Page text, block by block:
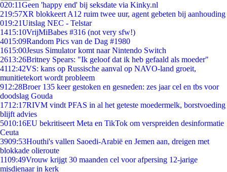
020:11Geen 'happy end' bij seksdate via Kinky.nl
219:57XR blokkeert A12 ruim twee uur, agent gebeten bij aanhouding
019:21Uitslag NEC - Telstar
1415:10VrijMiBabes #316 (not very sfw!)
4015:09Random Pics van de Dag #1980
1615:00Jesus Simulator komt naar Nintendo Switch
2613:26Britney Spears: "Ik geloof dat ik heb gefaald als moeder"
4112:42VS: kans op Russische aanval op NAVO-land groeit,
munitietekort wordt probleem
912:28Broer 135 keer gestoken en gesneden: zes jaar cel en tbs voor
doodslag Gouda
1712:17RIVM vindt PFAS in al het geteste moedermelk, borstvoeding
blijft advies
5010:16EU bekritiseert Meta en TikTok om verspreiden desinformatie
Ceuta
3909:53Houthi's vallen Saoedi-Arabië en Jemen aan, dreigen met
blokkade olieroute
1109:49Vrouw krijgt 30 maanden cel voor afpersing 12-jarige
misdienaar in kerk